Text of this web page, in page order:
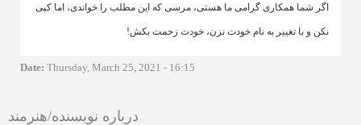
اگر شما همکاری گرامی ما هستی، مرسی که این مطلب را خواندی، اما کپی
نکن و با تغییر به نام خودت نزن، خودت زحمت بکش!
Date: Thursday, March 25, 2021 - 16:15
درباره نویسنده/هنرمند